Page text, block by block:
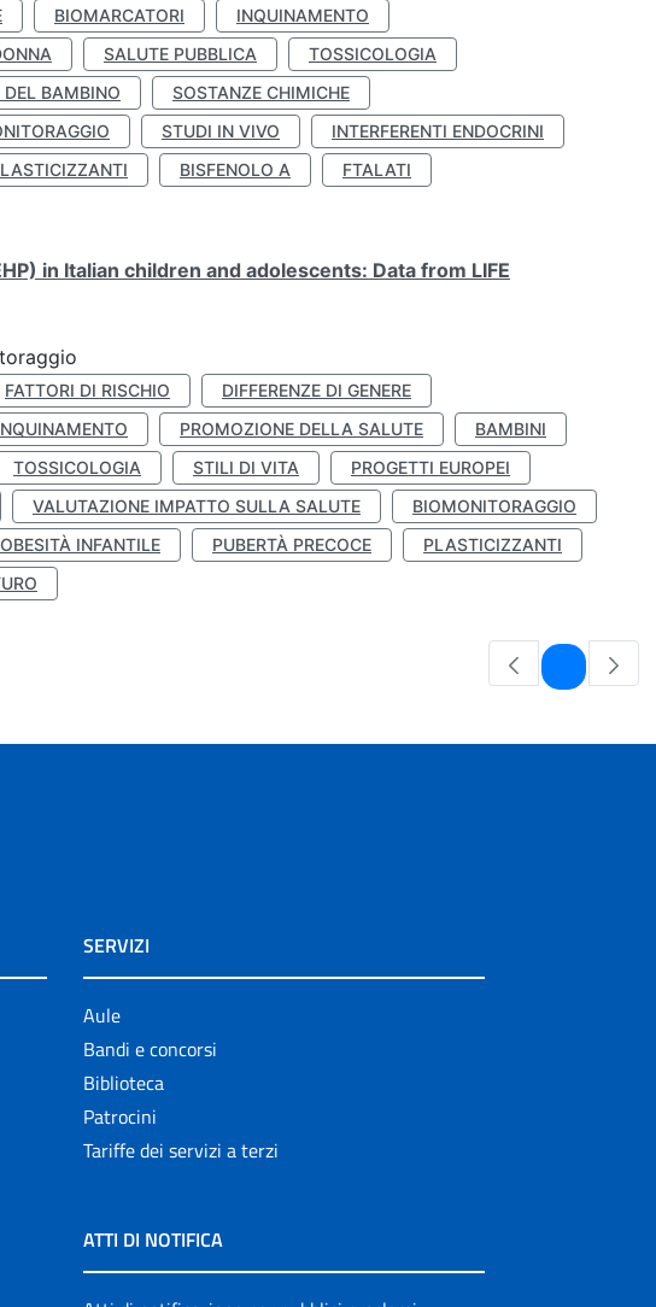
BIOMARCATORI
INQUINAMENTO
SALUTE PUBBLICA
TOSSICOLOGIA
DEL BAMBINO
SOSTANZE CHIMICHE
STUDI IN VIVO
INTERFERENTI ENDOCRINI
BISFENOLO A
FTALATI
in Italian children and adolescents: Data from LIFE
FATTORI DI RISCHIO
DIFFERENZE DI GENERE
PROMOZIONE DELLA SALUTE
BAMBINI
TOSSICOLOGIA STILI DI VITA
PROGETTI EUROPEI
VALUTAZIONE IMPATTO SULLA SALUTE
BIOMONITORAGGIO
OBESITÀ INFANTILE PUBERTÀ PRECOCE
PLASTICIZZANTI
Pagina
SERVIZI
Aule
Bandi e concorsi
Biblioteca
Patrocini
Tariffe dei servizi a terzi
ATTI DI NOTIFICA